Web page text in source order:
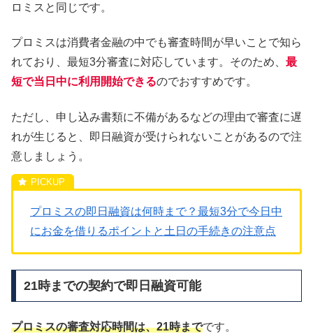
ロミスと同じです。
プロミスは消費者金融の中でも審査時間が早いことで知ら
れており、最短3分審査に対応しています。そのため、 最
短で当日中に利用開始できるのでおすすめです。
ただし、申し込み書類に不備があるなどの理由で審査に遅
れが生じると、即日融資が受けられないことがあるので注
意しましょう。
プロミスの即日融資は何時まで？最短3分で今日中
にお金を借りるポイントと土日の手続きの注意点
21時までの契約で即日融資可能
プロミスの審査対応時間は、21時までです。